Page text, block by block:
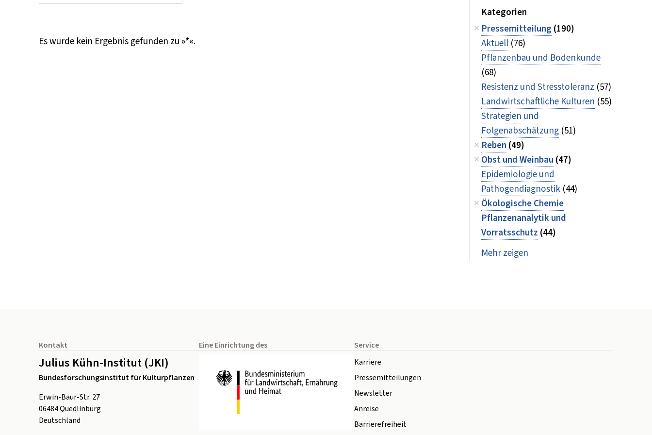
Es wurde kein Ergebnis gefunden zu»*«.
Kategorien
Pressemitteilung (190)
Aktuell (76)
Pflanzenbau und Bodenkunde
(68)
Resistenz und Stresstoleranz (57)
Landwirtschaftliche Kulturen (55)
Strategien und
Folgenabschätzung (51)
Reben (49)
Obst und Weinbau (47)
Epidemiologie und
Pathogendiagnostik (44)
Ökologische Chemie
Pflanzenanalytik und
Vorratsschutz (44)
Mehr zeigen
Kontakt
Julius Kühn-Institut (JKI)
Bundesforschungsinstitut für Kulturpflanzen
Erwin-Baur-Str. 27
06484Quedlinburg
Deutschland
Eine Einrichtung des
Service
Karriere
Pressemitteilungen
Newsletter
Anreise
Barrierefreiheit